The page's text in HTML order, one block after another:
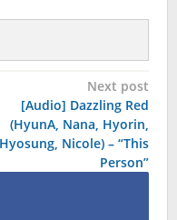
Next post
[Audio] Dazzling Red
(HyunA, Nana, Hyorin,
Hyosung, Nicole) – “This
Person”